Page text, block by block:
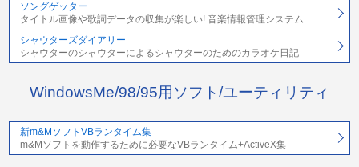
ソングゲッター
タイトル画像や歌詞データの収集が楽しい! 音楽情報管理システム
シャウターズダイアリー
シャウターのシャウターによるシャウターのためのカラオケ日記
WindowsMe/98/95用ソフト/ユーティリティ
新m&MソフトVBランタイム集
m&Mソフトを動作するために必要なVBランタイム+ActiveX集